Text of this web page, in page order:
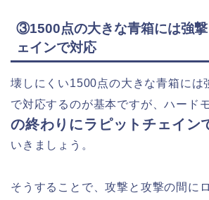
③1500点の大きな青箱には強
ェインで対応
壊しにくい1500点の大きな青箱には
で対応するのが基本ですが、ハード
の終わりにラピットチェイン
いきましょう。
そうすることで、攻撃と攻撃の間に